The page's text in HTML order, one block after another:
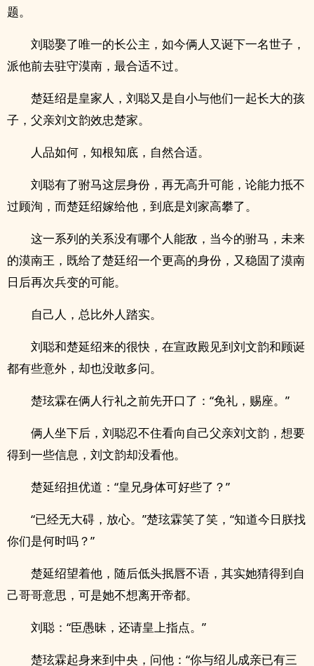
题。
刘聪娶了唯一的长公主，如今俩人又诞下一名世子，
派他前去驻守漠南，最合适不过。
楚廷绍是皇家人，刘聪又是自小与他们一起长大的孩
子，父亲刘文韵效忠楚家。
人品如何，知根知底，自然合适。
刘聪有了驸马这层身份，再无高升可能，论能力抵不
过顾洵，而楚廷绍嫁给他，到底是刘家高攀了。
这一系列的关系没有哪个人能敌，当今的驸马，未来
的漠南王，既给了楚廷绍一个更高的身份，又稳固了漠南
日后再次兵变的可能。
自己人，总比外人踏实。
刘聪和楚延绍来的很快，在宣政殿见到刘文韵和顾诞
都有些意外，却也没敢多问。
楚玹霖在俩人行礼之前先开口了：“免礼，赐座。”
俩人坐下后，刘聪忍不住看向自己父亲刘文韵，想要
得到一些信息，刘文韵却没看他。
楚延绍担优道：“皇兄身体可好些了？”
“已经无大碍，放心。”楚玹霖笑了笑，“知道今日朕找
你们是何时吗？”
楚延绍望着他，随后低头抿唇不语，其实她猜得到自
己哥哥意思，可是她不想离开帝都。
刘聪：“臣愚昧，还请皇上指点。”
楚玹霖起身来到中央，问他：“你与绍儿成亲已有三